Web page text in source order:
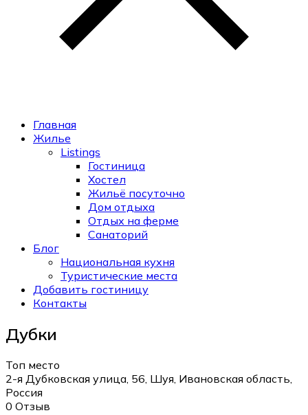
Главная
Жилье
Listings
Гостиница
Хостел
Жильё посуточно
Дом отдыха
Отдых на ферме
Санаторий
Блог
Национальная кухня
Туристические места
Добавить гостиницу
Контакты
Дубки
Топ место
2-я Дубковская улица, 56, Шуя, Ивановская область,
Россия
0 Отзыв